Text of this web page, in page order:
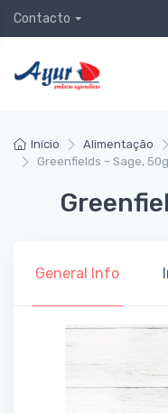
Contacto
Início Alimentação
Greenfields – Sage, 50g
General Info